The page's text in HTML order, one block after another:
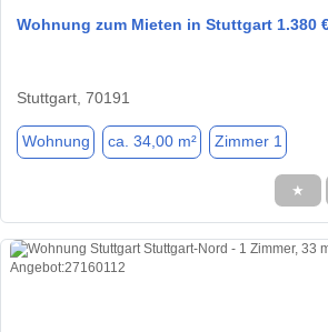
Wohnung zum Mieten in Stuttgart 1.380
Stuttgart, 70191
Wohnung ca. 34,00 m² Zimmer 1
★